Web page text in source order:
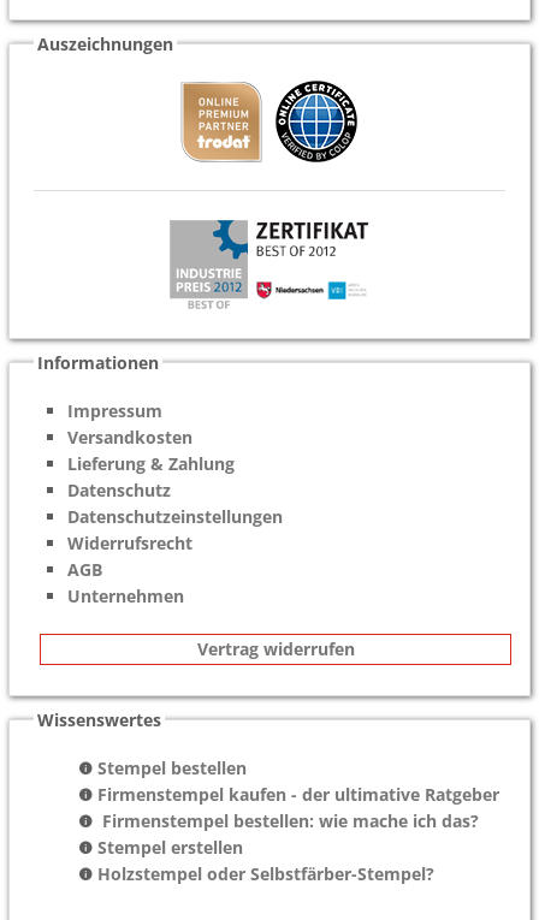
Auszeichnungen
Informationen
Impressum
Versandkosten
Lieferung & Zahlung
Datenschutz
Datenschutzeinstellungen
Widerrufsrecht
AGB
Unternehmen
Vertrag widerrufen
Wissenswertes
Stempel bestellen
Firmenstempel kaufen - der ultimative Ratgeber
Firmenstempel bestellen: wie mache ich das?
Stempel erstellen
Holzstempel oder Selbstfärber-Stempel?